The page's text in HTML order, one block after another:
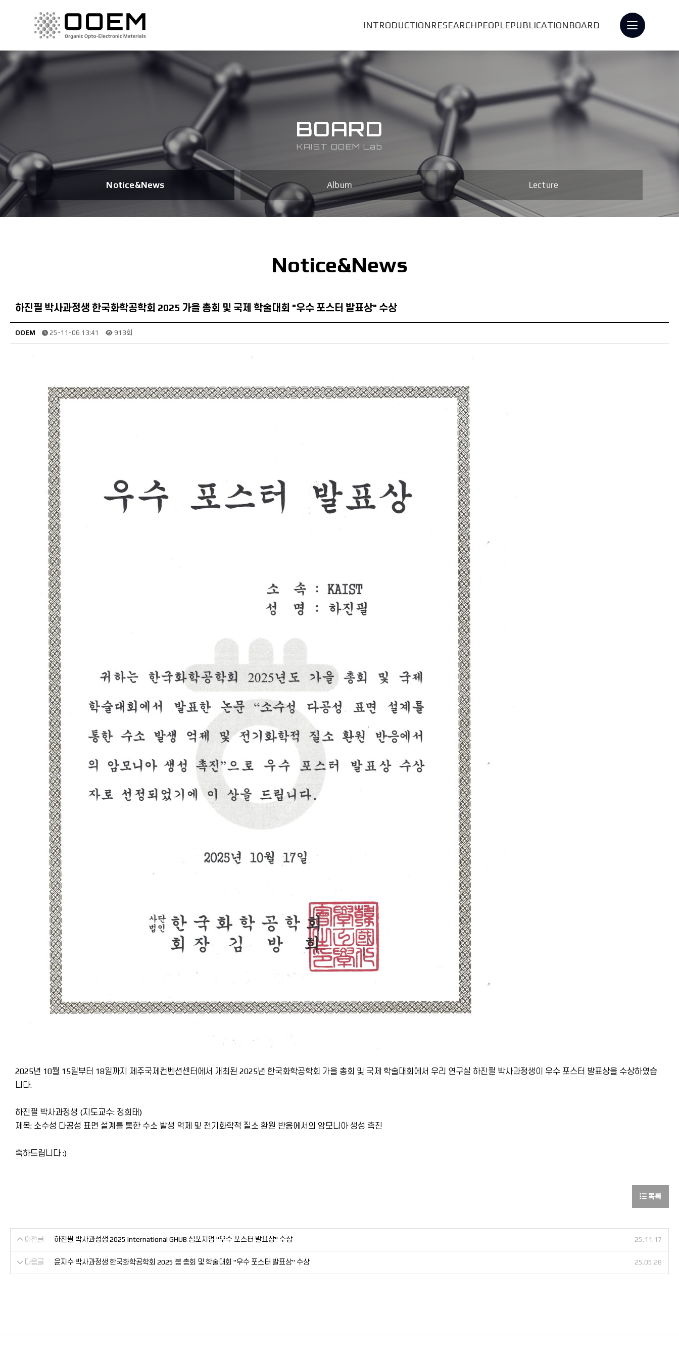
INTRODUCTIONRESEARCHPEOPLEPUBLICATIONBOARD
BOARD
KAIST OOEM Lab
Notice&News Album Lecture
Notice&News
하진필 박사과정생 한국화학공학회 2025 가을 총회 및 국제 학술대회 "우수 포스터 발표상" 수상
OOEM 25-11-06 13:41 913회
2025년 10월 15일부터 18일까지 제주국제컨벤션센터에서 개최된 2025년 한국화학공학회 가을 총회 및 국제 학술대회에서 우리 연구실 하진필 박사과정생이 우수 포스터 발표상을 수상하였습
니다.
하진필 박사과정생 (지도교수: 정희태)
제목: 소수성 다공성 표면 설계를 통한 수소 발생 억제 및 전기화학적 질소 환원 반응에서의 암모니아 생성 촉진
축하드립니다 :)
목록
이전글 하진필 박사과정생 2025 International GHUB 심포지엄 "우수 포스터 발표상" 수상 25.11.17
다음글 윤지수 박사과정생 한국화학공학회 2025 봄 총회 및 학술대회 "우수 포스터 발표상" 수상 25.05.28